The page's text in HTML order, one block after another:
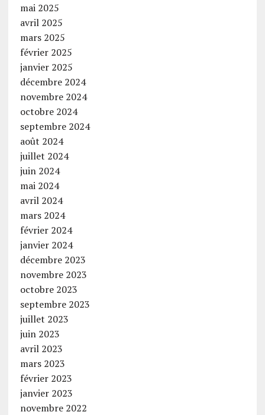
mai 2025
avril 2025
mars 2025
février 2025
janvier 2025
décembre 2024
novembre 2024
octobre 2024
septembre 2024
août 2024
juillet 2024
juin 2024
mai 2024
avril 2024
mars 2024
février 2024
janvier 2024
décembre 2023
novembre 2023
octobre 2023
septembre 2023
juillet 2023
juin 2023
avril 2023
mars 2023
février 2023
janvier 2023
novembre 2022